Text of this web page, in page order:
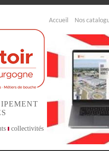
Accueil Nos
collectivités